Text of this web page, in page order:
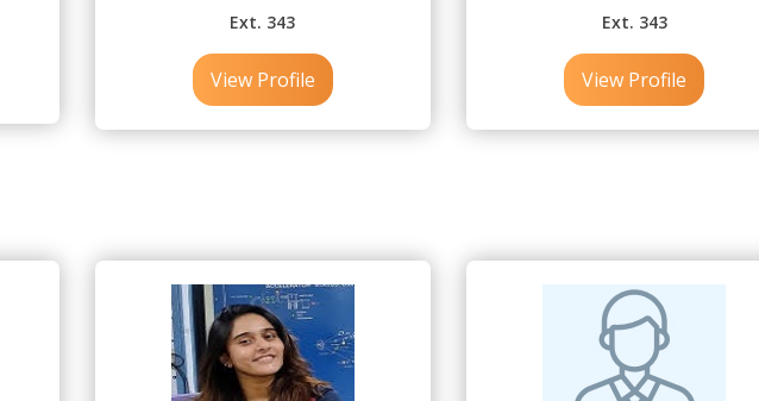
Ext. 343
View Profile
Ext. 343
View Profile